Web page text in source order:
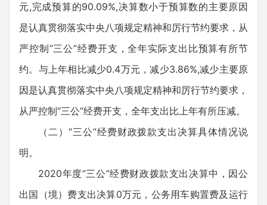
元,完成预算的90.09%,决算数小于预算数的主要原因
是认真贯彻落实中央八项规定精神和厉行节约要求，从
严控制“三公”经费开支，全年实际支出比预算有所节
约。与上年相比减少0.4万元，减少3.86%,减少主要原
因是认真贯彻落实中央八项规定精神和厉行节约要求，
从严控制“三公”经费开支，全年支出比上年有所压减。
（二）“三公”经费财政拨款支出决算具体情况说
明。
2020年度“三公”经费财政拨款支出决算中，因公
出国（境）费支出决算0万元，公务用车购置费及运行